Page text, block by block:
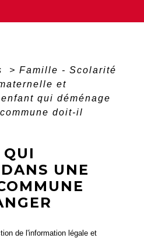
> Famille - Scolarité
et
qui déménage
doit-il
UNE
de l'information légale et